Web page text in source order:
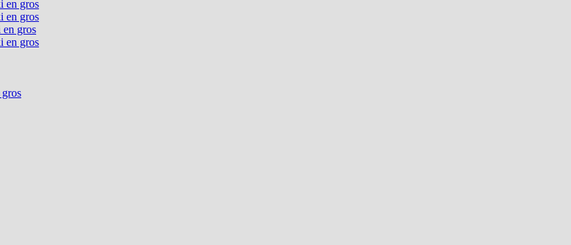
en gros
en gros
en gros
en gros